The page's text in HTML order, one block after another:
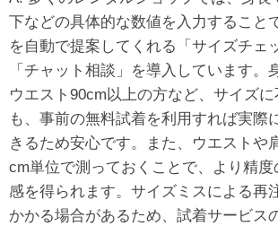
下などの具体的な数値を入力すること
を自動で提案してくれる「サイズチェ
「チャット相談」を導入しています。
ウエスト90cm以上の方など、サイズ
も、事前の無料試着を利用すれば実際
きるため安心です。また、ウエストや
cm単位で測っておくことで、より精度
感を得られます。サイズミスによる再
かかる場合があるため、試着サービス